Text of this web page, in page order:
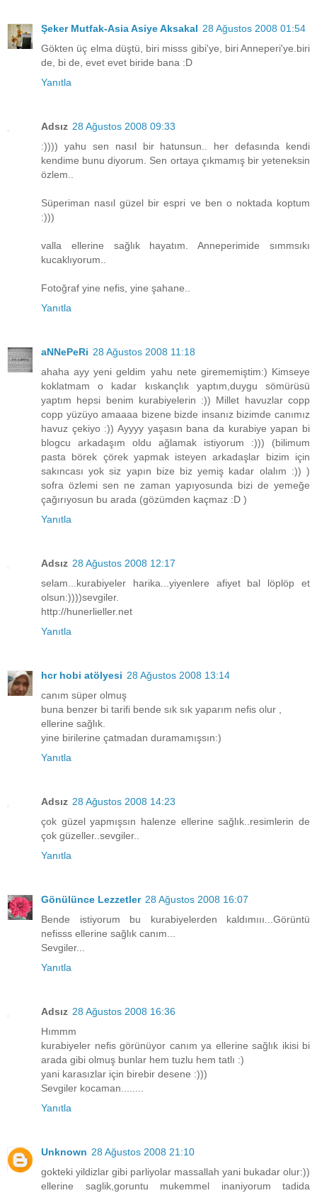
Şeker Mutfak-Asia Asiye Aksakal 28 Ağustos 2008 01:54
Gökten üç elma düştü, biri misss gibi'ye, biri Anneperi'ye.biri
de, bi de, evet evet biride bana :D
Yanıtla
Adsız 28 Ağustos 2008 09:33
:)))) yahu sen nasıl bir hatunsun.. her defasında kendi
kendime bunu diyorum. Sen ortaya çıkmamış bir yeteneksin
özlem..
Süperiman nasıl güzel bir espri ve ben o noktada koptum
:)))
valla ellerine sağlık hayatım. Anneperimide sımmsıkı
kucaklıyorum..
Fotoğraf yine nefis, yine şahane..
Yanıtla
aNNePeRi 28 Ağustos 2008 11:18
ahaha ayy yeni geldim yahu nete girememiştim:) Kimseye
koklatmam o kadar kıskançlık yaptım,duygu sömürüsü
yaptım hepsi benim kurabiyelerin :)) Millet havuzlar copp
copp yüzüyo amaaaa bizene bizde insanız bizimde canımız
havuz çekiyo :)) Ayyyy yaşasın bana da kurabiye yapan bi
blogcu arkadaşım oldu ağlamak istiyorum :))) (bilimum
pasta börek çörek yapmak isteyen arkadaşlar bizim için
sakıncası yok siz yapın bize biz yemiş kadar olalım :)) )
sofra özlemi sen ne zaman yapıyosunda bizi de yemeğe
çağırıyosun bu arada (gözümden kaçmaz :D )
Yanıtla
Adsız 28 Ağustos 2008 12:17
selam...kurabiyeler harika...yiyenlere afiyet bal löplöp et
olsun:))))sevgiler.
http://hunerlieller.net
Yanıtla
hcr hobi atölyesi 28 Ağustos 2008 13:14
canım süper olmuş
buna benzer bi tarifi bende sık sık yaparım nefis olur ,
ellerine sağlık.
yine birilerine çatmadan duramamışsın:)
Yanıtla
Adsız 28 Ağustos 2008 14:23
çok güzel yapmışsın halenze ellerine sağlık..resimlerin de
çok güzeller..sevgiler..
Yanıtla
Gönülünce Lezzetler 28 Ağustos 2008 16:07
Bende istiyorum bu kurabiyelerden kaldımııı...Görüntü
nefisss ellerine sağlık canım...
Sevgiler...
Yanıtla
Adsız 28 Ağustos 2008 16:36
Hımmm
kurabiyeler nefis görünüyor canım ya ellerine sağlık ikisi bi
arada gibi olmuş bunlar hem tuzlu hem tatlı :)
yani karasızlar için birebir desene :)))
Sevgiler kocaman........
Yanıtla
Unknown 28 Ağustos 2008 21:10
gokteki yildizlar gibi parliyolar massallah yani bukadar olur:))
ellerine saglik,goruntu mukemmel inaniyorum tadida